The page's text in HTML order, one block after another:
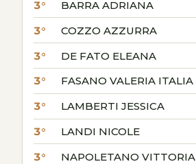
3° BARRA ADRIANA
3° COZZO AZZURRA
3° DE FATO ELEANA
3° FASANO VALERIA ITALIA
3° LAMBERTI JESSICA
3° LANDI NICOLE
3° NAPOLETANO VITTORIA